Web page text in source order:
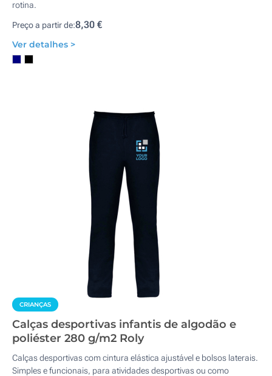
rotina.
Preço a partir de:8,30 €
Ver detalhes >
CRIANÇAS
Calças desportivas infantis de algodão e
poliéster 280 g/m2 Roly
Calças desportivas com cintura elástica ajustável e bolsos laterais.
Simples e funcionais, para atividades desportivas ou como